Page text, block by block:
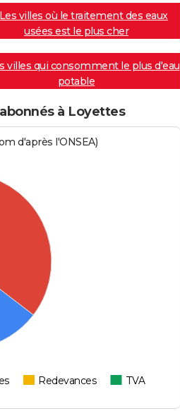
Les villes où le traitement des eaux
usées est le plus cher
villes qui consomment le plus d'eau
potable
à Loyettes
d'après l'ONSEA)
Redevances TVA